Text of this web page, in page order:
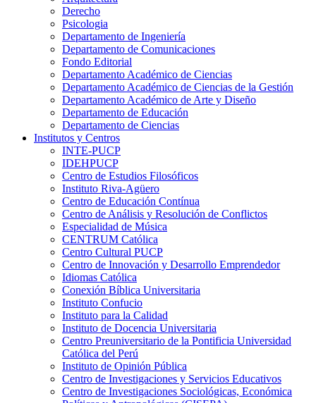
Derecho
Psicologia
Departamento de Ingeniería
Departamento de Comunicaciones
Fondo Editorial
Departamento Académico de Ciencias
Departamento Académico de Ciencias de la Gestión
Departamento Académico de Arte y Diseño
Departamento de Educación
Departamento de Ciencias
Institutos y Centros
INTE-PUCP
IDEHPUCP
Centro de Estudios Filosóficos
Instituto Riva-Agüero
Centro de Educación Contínua
Centro de Análisis y Resolución de Conflictos
Especialidad de Música
CENTRUM Católica
Centro Cultural PUCP
Centro de Innovación y Desarrollo Emprendedor
Idiomas Católica
Conexión Bíblica Universitaria
Instituto Confucio
Instituto para la Calidad
Instituto de Docencia Universitaria
Centro Preuniversitario de la Pontificia Universidad
Católica del Perú
Instituto de Opinión Pública
Centro de Investigaciones y Servicios Educativos
Centro de Investigaciones Sociológicas, Económica